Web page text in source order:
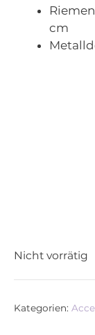
cm
Nicht vorrätig
Kategorien: